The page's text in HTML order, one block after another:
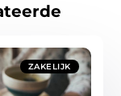
ZAKELIJK